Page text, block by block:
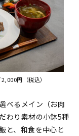
円（税込）
べるメイン（お肉
わり素材の小鉢5種
と、和食を中心と